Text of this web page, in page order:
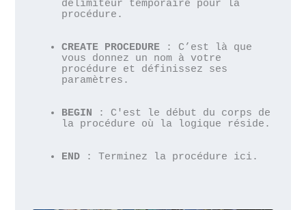
délimiteur temporaire pour la
procédure.
CREATE PROCEDURE : C’est là que
vous donnez un nom à votre
procédure et définissez ses
paramètres.
BEGIN
: C'est le début du corps de
la procédure où la logique réside.
END : Terminez la procédure ici.